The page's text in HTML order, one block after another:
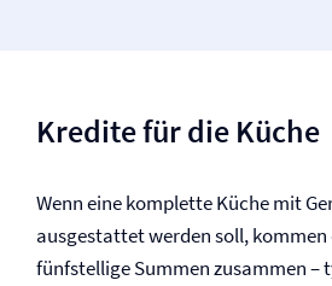
Kredite für die Küche
Wenn eine komplette Küche mit
ausgestattet werden soll,
fünfstellige Summen zusammen –